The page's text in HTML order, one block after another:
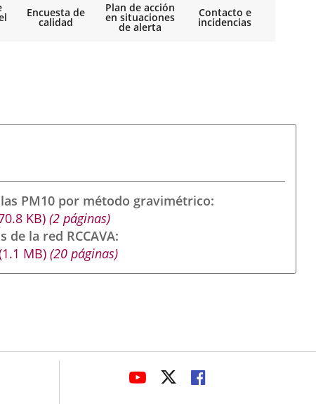
Encuesta de
calidad
Plan de acción
en situaciones
de alerta
Contacto e
incidencias
PM10 por método gravimétrico
KB) (2 páginas)
de la red RCCAVA
MB) (20 páginas)
ENLACEENLACEENLACE